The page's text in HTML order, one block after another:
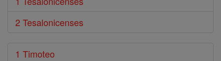
2 Tesalonicenses
1 Timoteo